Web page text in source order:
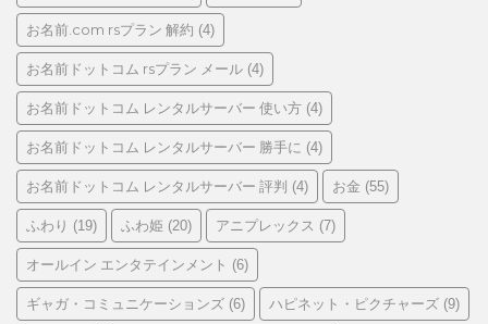
お名前.com rsプラン 解約 (4)
お名前ドットコム rsプラン メール (4)
お名前ドットコム レンタルサーバー 使い方 (4)
お名前ドットコム レンタルサーバー 勝手に (4)
お名前ドットコム レンタルサーバー 評判 (4) お金 (55)
ふわり (19) ふわ姫 (20) アニプレックス (7)
オールイン エンタテインメント (6)
ギャガ・コミュニケーションズ (6) ハピネット・ピクチャーズ (9)